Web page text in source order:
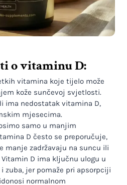
o vitaminu D:
vitamina koje tijelo može
kože sunčevoj svjetlosti.
ima nedostatak vitamina D,
mjesecima.
samo u manjim
D često se preporučuje,
manje zadržavaju na suncu ili
D ima ključnu ulogu u
zuba, jer pomaže pri apsorpciji
normalnom